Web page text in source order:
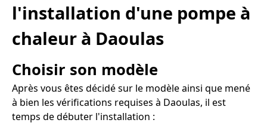
l'installation d'une pompe à
chaleur à Daoulas
Choisir son modèle
Après vous êtes décidé sur le modèle ainsi que mené
à bien les vérifications requises à Daoulas, il est
temps de débuter l'installation :